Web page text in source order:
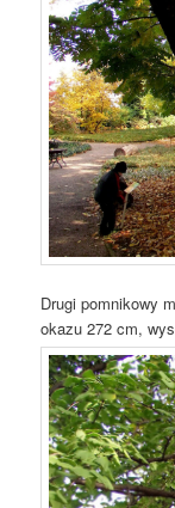
Drugi pomnikowy
okazu 272 cm,